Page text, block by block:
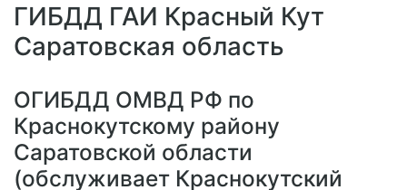
ГИБДД ГАИ Красный Кут
Саратовская область
ОГИБДД ОМВД РФ по
Краснокутскому району
Саратовской области
(обслуживает Краснокутский